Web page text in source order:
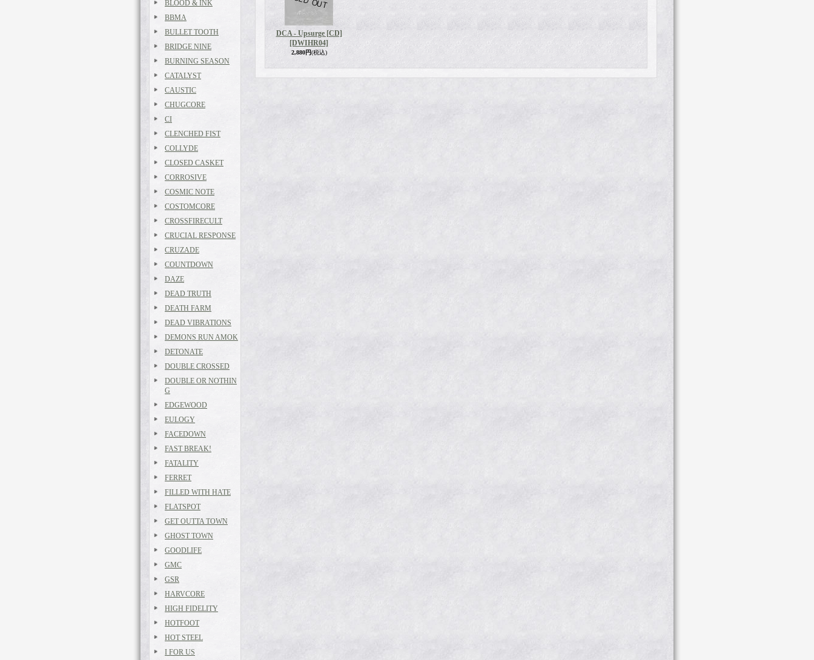
BLOOD & INK
BBMA
BULLET TOOTH
BRIDGE NINE
BURNING SEASON
CATALYST
CAUSTIC
CHUGCORE
CI
CLENCHED FIST
COLLYDE
CLOSED CASKET
CORROSIVE
COSMIC NOTE
COSTOMCORE
CROSSFIRECULT
CRUCIAL RESPONSE
CRUZADE
COUNTDOWN
DAZE
DEAD TRUTH
DEATH FARM
DEAD VIBRATIONS
DEMONS RUN AMOK
DETONATE
DOUBLE CROSSED
DOUBLE OR NOTHIN
G
EDGEWOOD
EULOGY
FACEDOWN
FAST BREAK!
FATALITY
FERRET
FILLED WITH HATE
FLATSPOT
GET OUTTA TOWN
GHOST TOWN
GOODLIFE
GMC
GSR
HARVCORE
HIGH FIDELITY
HOTFOOT
HOT STEEL
I FOR US
DCA - Upsurge [CD]
[DWIHR04]
2,880円(税込)